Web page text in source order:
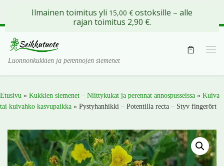
Skip to content
Luonnonkukkien ja perennojen siemenet
Etusivu » Kukkien siemenet – Niittykukat ja perennat annospusseissa » Kuiva
tai kuivahko kasvupaikka » Pystyhanhikki – Potentilla recta – Styv fingerört
Ilmainen toimitus yli 15,00 € ostoksille – alle
rajan toimitus 2,90 €.